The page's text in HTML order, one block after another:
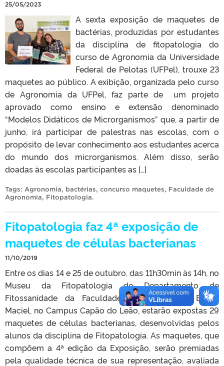
25/05/2023
A sexta exposição de maquetes de
bactérias, produzidas por estudantes
da disciplina de fitopatologia do
curso de Agronomia da Universidade
Federal de Pelotas (UFPel), trouxe 23
maquetes ao público. A exibição, organizada pelo curso
de Agronomia da UFPel, faz parte de um projeto
aprovado como ensino e extensão denominado
“Modelos Didáticos de Microrganismos” que, a partir de
junho, irá participar de palestras nas escolas, com o
propósito de levar conhecimento aos estudantes acerca
do mundo dos microrganismos. Além disso, serão
doadas às escolas participantes as […]
Tags: Agronomia, bactérias, concurso maquetes, Faculdade de
Agronomia, Fitopatologia.
Fitopatologia faz 4ª exposição de
maquetes de células bacterianas
11/10/2019
Entre os dias 14 e 25 de outubro, das 11h30min às 14h, no
Museu da Fitopatologia do Departamento de
Fitossanidade da Faculdade de Agronomia Eliseu
Maciel, no Campus Capão do Leão, estarão expostas 29
maquetes de células bacterianas, desenvolvidas pelos
alunos da disciplina de Fitopatologia. As maquetes, que
compõem a 4ª edição da Exposição, serão premiadas
pela qualidade técnica de sua representação, avaliada